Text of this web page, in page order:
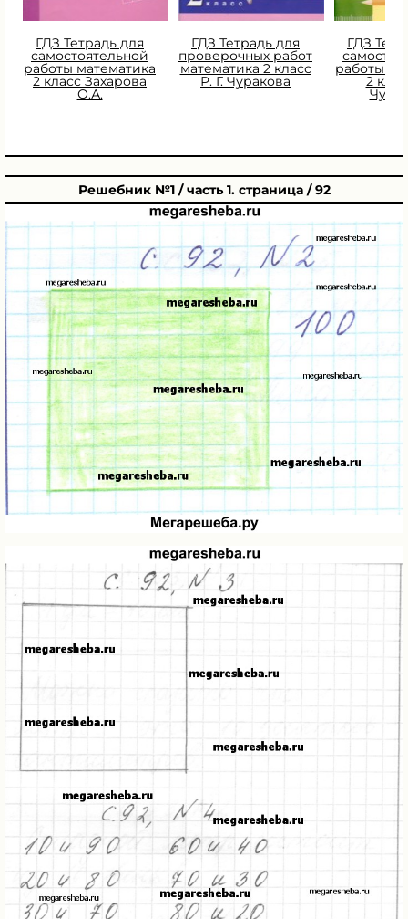
ГДЗ Тетрадь для
самостоятельной
работы математика
2 класс Захарова
О.А.
ГДЗ Тетрадь для
проверочных работ
математика 2 класс
Р. Г. Чуракова
ГДЗ
работы
2
Решебник №1 / часть 1. страница / 92